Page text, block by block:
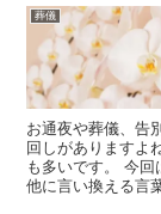
葬儀
お通夜や葬儀、告
回しがありますよ
も多いです。 今回
他に言い換える言